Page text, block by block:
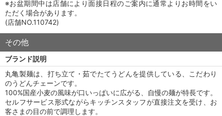
※お盆期間中は店舗により面接日程のご案内に通常よりお時間をい
ただく場合があります。
(店舗NO.110742)
その他
ブランド説明
丸亀製麺は、打ち立て・茹でたてうどんを提供している、こだわり
のうどんチェーンです。
100%国産小麦の風味が口いっぱいに広がる、自慢の麺が特長です。
セルフサービス形式ながらキッチンスタッフが直接注文を受け、お
客さまの目の前で調理します。